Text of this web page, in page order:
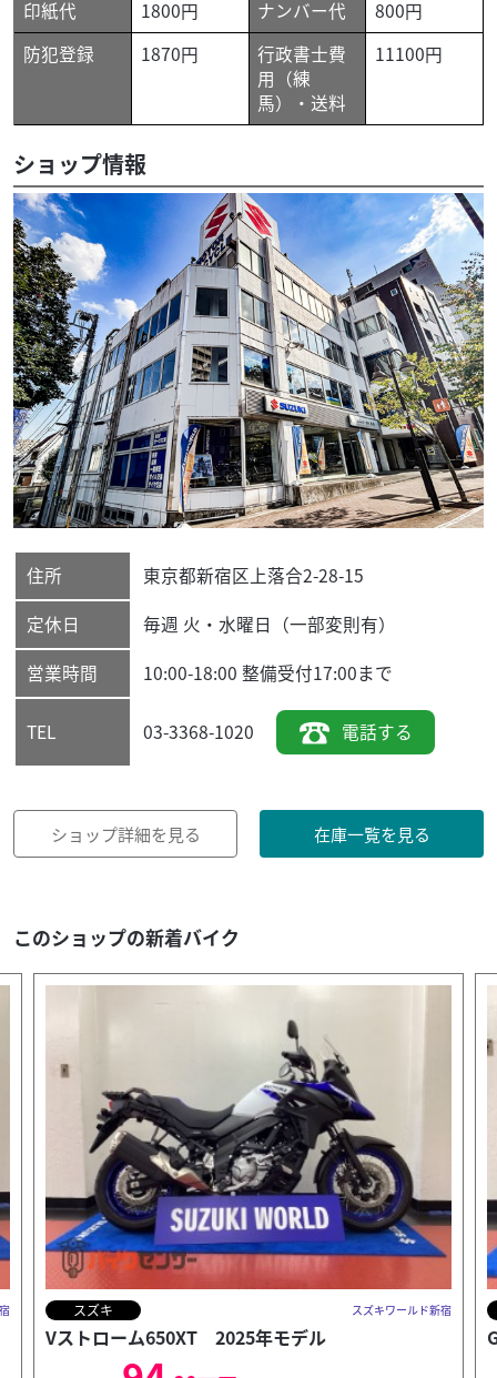
印紙代 1800円 ナンバー代
800円
防犯登録
1870円
行政書士費
用（練
馬）・送料
11100円
ショップ情報
住所 東京都新宿区上落合2-28-15
定休日
毎週 火・水曜日（一部変則有）
営業時間
10:00-18:00 整備受付17:00まで
TEL 03-3368-1020 電話する
ショップ詳細を見る 在庫一覧を見る
このショップの新着バイク
スズキ スズキワールド新宿
GSX-8R 9205km走行 2024年モデル